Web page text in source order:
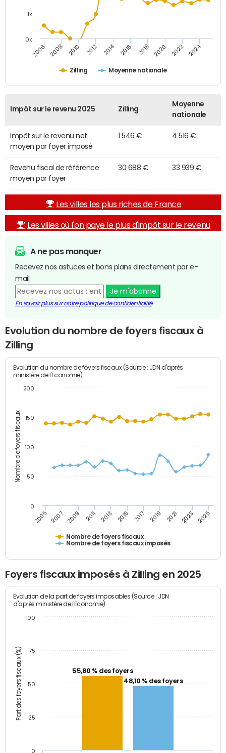
Zilling Moyenne nationale
2006 2008 2010 2012 2014 2016 2018 2020 2022 2024
0k
1k
Impôt sur le revenu 2025 Zilling
Moyenne
nationale
Impôt sur le revenu net
moyen par foyer imposé
1 546 € 4 516 €
Revenu fiscal de référence
moyen par foyer
30 688 € 33 939 €
Les villes les plus riches de France
Les villes où l'on paye le plus d'impôt sur le revenu
A ne pas manquer
Recevez nos astuces et bons plans directement par e-
mail.
Je m'abonne
En savoir plus sur notre politique de confidentialité
Evolution du nombre de foyers fiscaux à
Zilling
Nombre de foyers fiscaux
Evolution du nombre de foyers fiscaux (Source : JDN d'après
ministère de l'Economie)
Nombre de foyers fiscaux
Nombre de foyers fiscaux imposés
2005 2007 2009 2011 2013 2015 2017 2019 2021 2023 2025
0
50
100
150
200
Foyers fiscaux imposés à Zilling en 2025
Part des foyers fiscaux (%)
Evolution de la part de foyers imposables (Source : JDN
d'après ministère de l'Economie)
55,80 % des foyers
48,10 % des foyers
0
25
50
75
100